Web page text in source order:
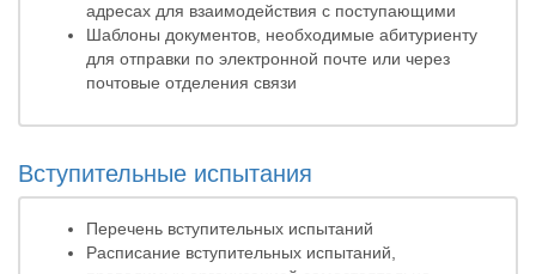
адресах для взаимодействия с поступающими
Шаблоны документов, необходимые абитуриенту
для отправки по электронной почте или через
почтовые отделения связи
Вступительные испытания
Перечень вступительных испытаний
Расписание вступительных испытаний,